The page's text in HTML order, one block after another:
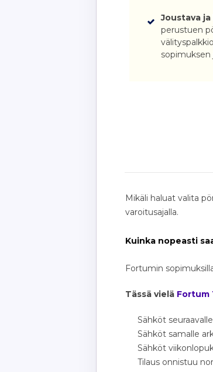
Joustava
perustuen
sopimuksen
Mikäli haluat valita
varoitusajalla.
Kuinka nopeasti
Fortumin
Tässä vielä Fortum
Sähköt
Sähköt samalle
Sähköt
Tilaus onnistuu